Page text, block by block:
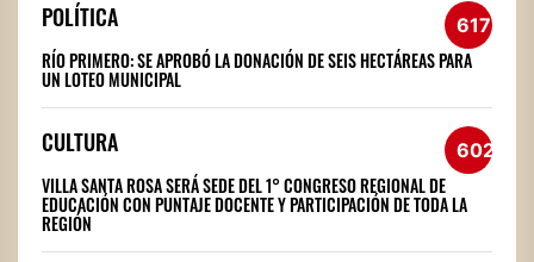
POLÍTICA 617
RÍO PRIMERO: SE APROBÓ LA DONACIÓN DE SEIS HECTÁREAS PARA
UN LOTEO MUNICIPAL
CULTURA 602
VILLA SANTA ROSA SERÁ SEDE DEL 1° CONGRESO REGIONAL DE
EDUCACIÓN CON PUNTAJE DOCENTE Y PARTICIPACIÓN DE TODA LA
REGIÓN